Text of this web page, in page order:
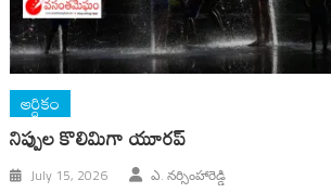
ఆర్ధికం
నిప్పుల కొలిమిగా యూరప్
July 15, 2026 ఎ. నర్సింహారెడ్డి